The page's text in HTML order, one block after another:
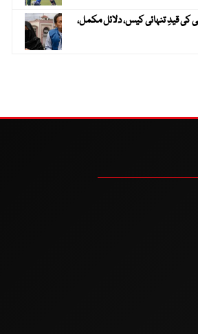
کی قیدِ تنہائی کیس، دلائل مکمل،